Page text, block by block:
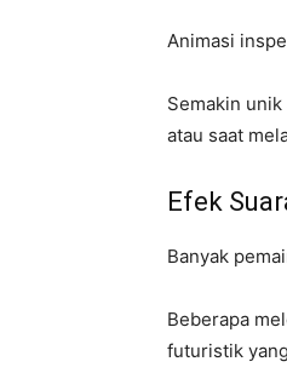
Animasi
Semakin
atau saat
Efek
Banyak
Beberapa
futuristik